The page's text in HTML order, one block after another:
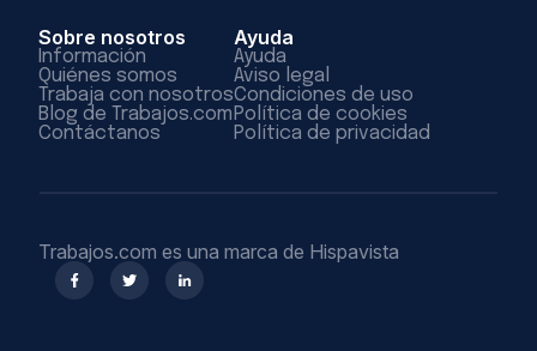
Sobre nosotros
Información
Quiénes somos
Trabaja con nosotros
Blog de Trabajos.com
Contáctanos
Ayuda
Ayuda
Aviso legal
Condiciones de uso
Política de cookies
Política de privacidad
Trabajos.com es una marca de Hispavista